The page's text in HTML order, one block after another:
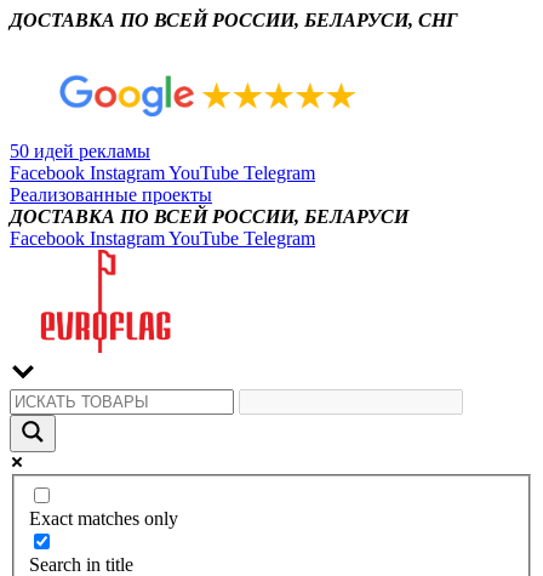
ДОСТАВКА ПО ВСЕЙ РОССИИ, БЕЛАРУСИ, СНГ
50 идей рекламы
Facebook InstagramYouTube Telegram
Реализованные проекты
ДОСТАВКА ПО ВСЕЙ РОССИИ, БЕЛАРУСИ
Facebook InstagramYouTube Telegram
Exact matches only
Search in title